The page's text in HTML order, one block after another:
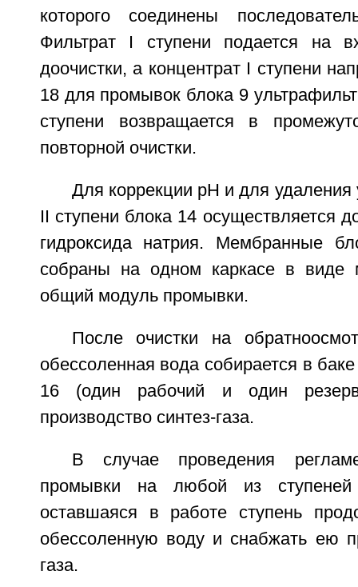
которого соединены
Фильтрат I ступени подается на
доочистки, а концентрат I ступени
18 для промывок блока 9
ступени возвращается в
повторной очистки.
Для коррекции pН и для удаления
II ступени блока 14 осуществляется
гидроксида натрия. Мембранные
собраны на одном каркасе в виде
общий модуль промывки.
После очистки на
обессоленная вода собирается в
16 (один рабочий и один
производство синтез-газа.
В случае проведения
промывки на любой из ступеней
оставшаяся в работе ступень
обессоленную воду и снабжать ею
газа.